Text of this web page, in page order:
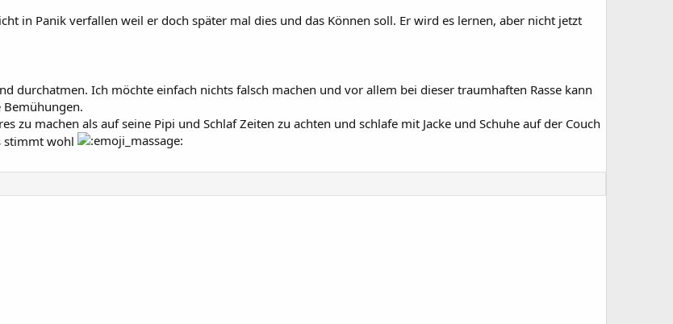
in Panik verfallen weil er doch später mal dies und das Können soll. Er wird es lernen, aber nicht jetzt
durchatmen. Ich möchte einfach nichts falsch machen und vor allem bei dieser traumhaften Rasse kann
Bemühungen.
zu machen als auf seine Pipi und Schlaf Zeiten zu achten und schlafe mit Jacke und Schuhe auf der Couch
stimmt wohl